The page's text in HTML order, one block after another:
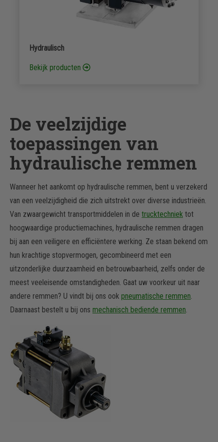
Hydraulisch
Bekijk producten
De veelzijdige
toepassingen van
hydraulische remmen
Wanneer het aankomt op hydraulische remmen, bent u verzekerd
van een veelzijdigheid die zich uitstrekt over diverse industrieën.
Van zwaargewicht transportmiddelen in de trucktechniek tot
hoogwaardige productiemachines, hydraulische remmen dragen
bij aan een veiligere en efficiëntere werking. Ze staan bekend om
hun krachtige stopvermogen, gecombineerd met een
uitzonderlijke duurzaamheid en betrouwbaarheid, zelfs onder de
meest veeleisende omstandigheden. Gaat uw voorkeur uit naar
andere remmen? U vindt bij ons ook pneumatische remmen.
Daarnaast bestelt u bij ons mechanisch bediende remmen.